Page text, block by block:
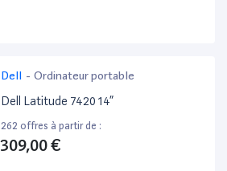
Dell - Ordinateur portable
Dell Latitude 7420 14”
262 offres à partir de :
309,00 €